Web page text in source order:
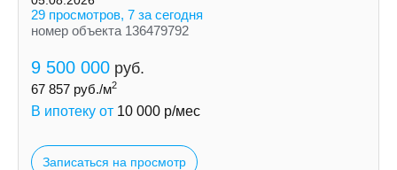
септик
29 просмотров, 7 за сегодня
номер объекта 136479792
9 500 000 руб.
67 857 руб./м2
В ипотеку от 10 000 р/мес
Записаться на просмотр